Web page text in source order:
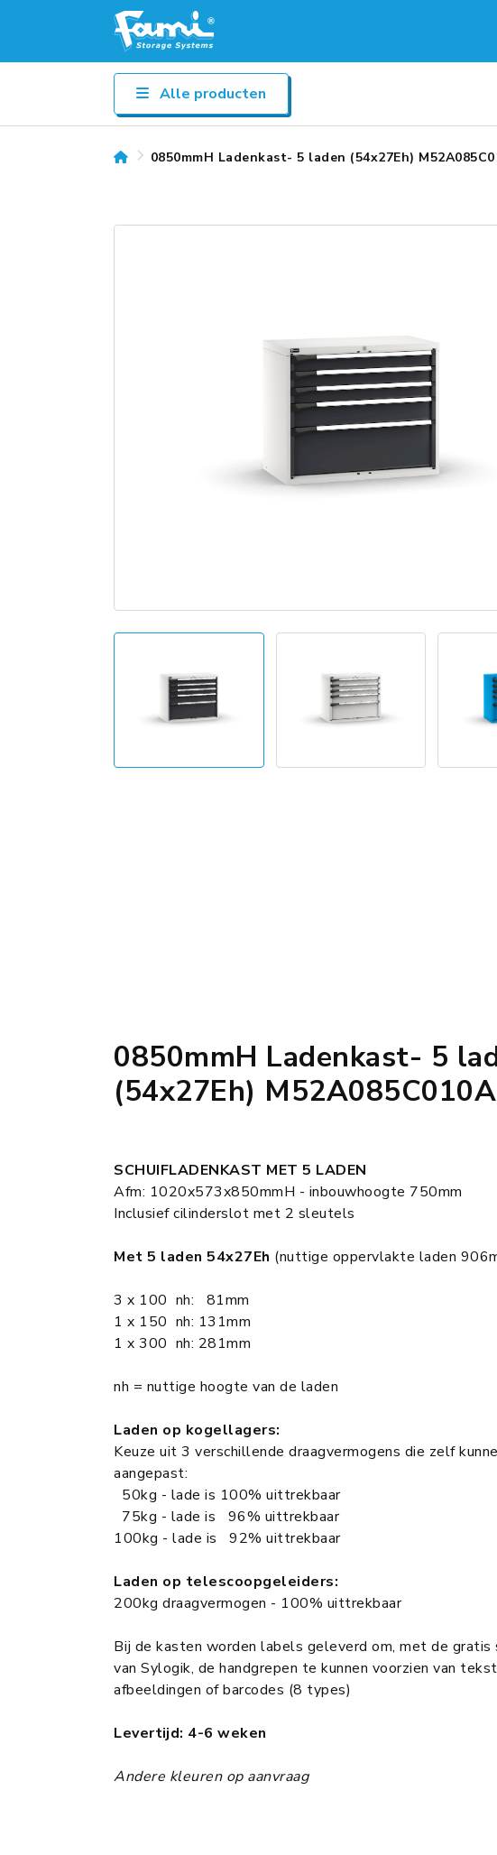
Alle producten
0850mmH Ladenkast- 5 laden (54x27Eh)
0850mmH Ladenkast- 5
(54x27Eh)
SCHUIFLADENKAST MET 5 LADEN
Afm: 1020x573x850mmH - inbouwhoogte 750mm
Inclusief cilinderslot met 2 sleutels
Met 5 laden 54x27Eh (nuttige oppervlakte laden
3 x 100 nh: 81mm
1 x 150 nh: 131mm
1 x 300 nh: 281mm
nh = nuttige hoogte van de laden
Laden op kogellagers:
Keuze uit 3 verschillende draagvermogens die zelf
aangepast:
50kg - lade is 100% uittrekbaar
75kg - lade is 96% uittrekbaar
100kg - lade is 92% uittrekbaar
Laden op telescoopgeleiders:
200kg draagvermogen - 100% uittrekbaar
Bij de kasten worden labels geleverd om, met de
van Sylogik, de handgrepen te kunnen voorzien van
afbeeldingen of barcodes (8 types)
Levertijd: 4-6 weken
Andere kleuren op aanvraag